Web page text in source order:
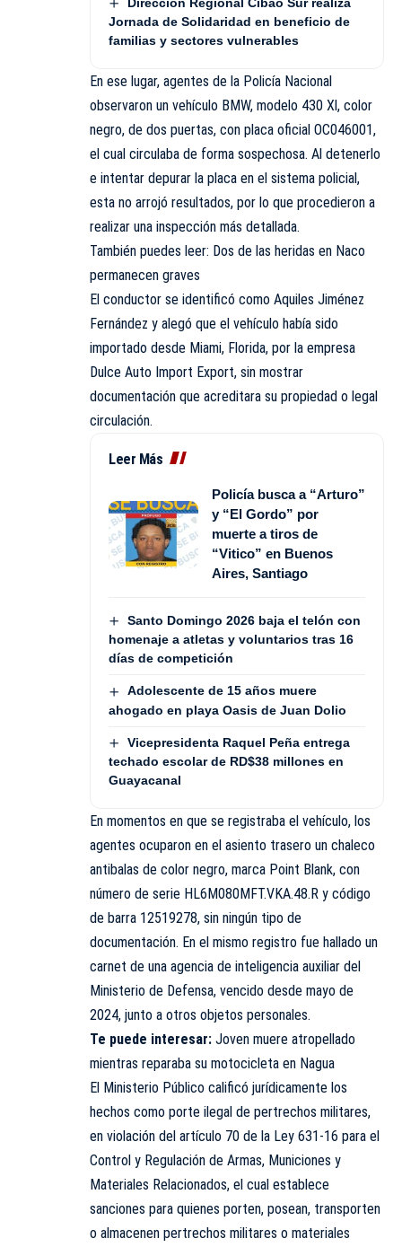
Jornada de Solidaridad en beneficio de
familias y sectores vulnerables
En ese lugar, agentes de la Policía Nacional
observaron un vehículo BMW, modelo 430 Xl, color
negro, de dos puertas, con placa oficial OC046001,
el cual circulaba de forma sospechosa. Al detenerlo
e intentar depurar la placa en el sistema policial,
esta no arrojó resultados, por lo que procedieron a
realizar una inspección más detallada.
También puedes leer: Dos de las heridas en Naco
permanecen graves
El conductor se identificó como Aquiles Jiménez
Fernández y alegó que el vehículo había sido
importado desde Miami, Florida, por la empresa
Dulce Auto Import Export, sin mostrar
documentación que acreditara su propiedad o legal
circulación.
Leer Más
Policía busca a “Arturo”
y “El Gordo” por
muerte a tiros de
“Vitico” en Buenos
Aires, Santiago
Santo Domingo 2026 baja el telón con
homenaje a atletas y voluntarios tras 16
días de competición
Adolescente de 15 años muere
ahogado en playa Oasis de Juan Dolio
Vicepresidenta Raquel Peña entrega
techado escolar de RD$38 millones en
Guayacanal
En momentos en que se registraba el vehículo, los
agentes ocuparon en el asiento trasero un chaleco
antibalas de color negro, marca Point Blank, con
número de serie HL6M080MFT.VKA.48.R y código
de barra 12519278, sin ningún tipo de
documentación. En el mismo registro fue hallado un
carnet de una agencia de inteligencia auxiliar del
Ministerio de Defensa, vencido desde mayo de
2024, junto a otros objetos personales.
Te puede interesar: Joven muere atropellado
mientras reparaba su motocicleta en Nagua
El Ministerio Público calificó jurídicamente los
hechos como porte ilegal de pertrechos militares,
en violación del artículo 70 de la Ley 631-16 para el
Control y Regulación de Armas, Municiones y
Materiales Relacionados, el cual establece
sanciones para quienes porten, posean, transporten
o almacenen pertrechos militares o materiales